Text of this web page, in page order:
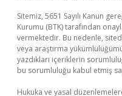
Sitemiz, 5651 Sayılı Kanun
Kurumu (BTK) tarafından
vermektedir. Bu nedenle,
veya araştırma
yazdıkları içeriklerin
bu sorumluluğu kabul etmiş
Hukuka ve yasal